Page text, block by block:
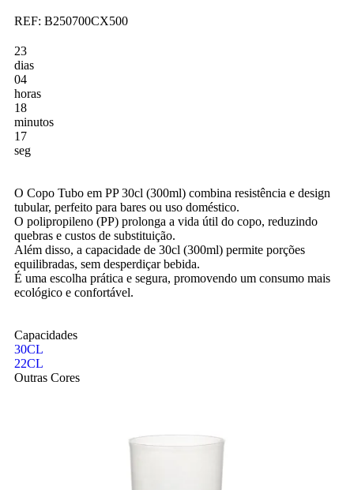
REF: B250700CX500
23
dias
04
horas
18
minutos
16
seg
O Copo Tubo em PP 30cl (300ml) combina resistência e design
tubular, perfeito para bares ou uso doméstico.
O polipropileno (PP) prolonga a vida útil do copo, reduzindo
quebras e custos de substituição.
Além disso, a capacidade de 30cl (300ml) permite porções
equilibradas, sem desperdiçar bebida.
É uma escolha prática e segura, promovendo um consumo mais
ecológico e confortável.
Capacidades
30CL
22CL
Outras Cores